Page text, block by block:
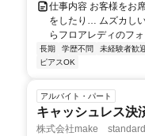
仕事内容 お客様をお
をしたり… ムズカし
らフロアレディのフ
長期 学歴不問 未経験者歓
ピアスOK
アルバイト・パート
キャッシュレス決
株式会社make